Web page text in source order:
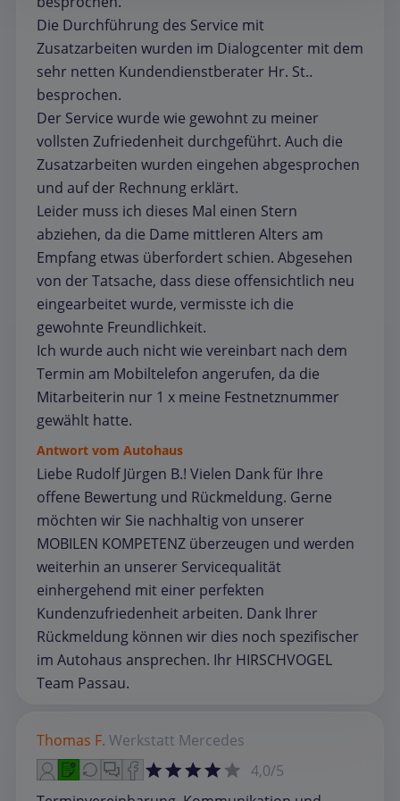
Die Durchführung des Service mit
Zusatzarbeiten wurden im Dialogcenter mit dem
sehr netten Kundendienstberater Hr. St..
besprochen.
Der Service wurde wie gewohnt zu meiner
vollsten Zufriedenheit durchgeführt. Auch die
Zusatzarbeiten wurden eingehen abgesprochen
und auf der Rechnung erklärt.
Leider muss ich dieses Mal einen Stern
abziehen, da die Dame mittleren Alters am
Empfang etwas überfordert schien. Abgesehen
von der Tatsache, dass diese offensichtlich neu
eingearbeitet wurde, vermisste ich die
gewohnte Freundlichkeit.
Ich wurde auch nicht wie vereinbart nach dem
Termin am Mobiltelefon angerufen, da die
Mitarbeiterin nur 1 x meine Festnetznummer
gewählt hatte.
Antwort vom Autohaus
Liebe Rudolf Jürgen B.! Vielen Dank für Ihre
offene Bewertung und Rückmeldung. Gerne
möchten wir Sie nachhaltig von unserer
MOBILEN KOMPETENZ überzeugen und werden
weiterhin an unserer Servicequalität
einhergehend mit einer perfekten
Kundenzufriedenheit arbeiten. Dank Ihrer
Rückmeldung können wir dies noch spezifischer
im Autohaus ansprechen. Ihr HIRSCHVOGEL
Team Passau.
Thomas F. Werkstatt Mercedes
4,0/5